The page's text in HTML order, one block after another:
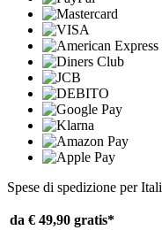
Spese di spedizione per
da € 49,90 gratis*